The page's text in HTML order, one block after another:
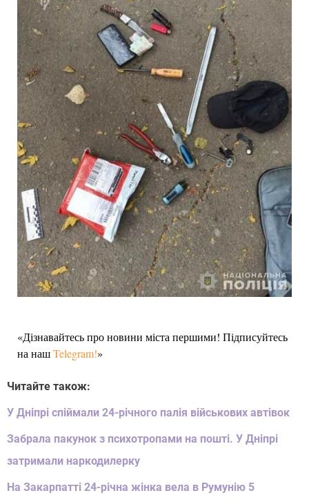
«Дізнавайтесь про новини міста першими! Підписуйтесь
на нашTelegram!»
Читайте також:
У Дніпрі спіймали 24-річного палія військових автівок
Забрала пакунок з психотропами на пошті. У Дніпрі
затримали наркодилерку
На Закарпатті 24-річна жінка вела в Румунію 5